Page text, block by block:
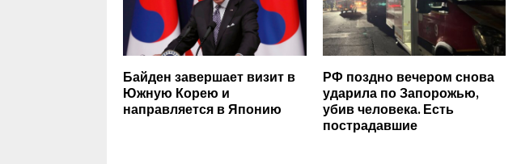
Байден завершает визит в
Южную Корею и
направляется в Японию
РФ поздно вечером снова
ударила по Запорожью,
убив человека. Есть
пострадавшие